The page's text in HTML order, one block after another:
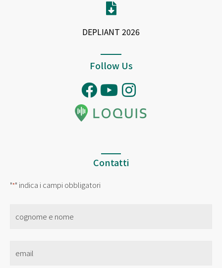
DEPLIANT 2026
Follow Us
Contatti
"*" indica i campi obbligatori